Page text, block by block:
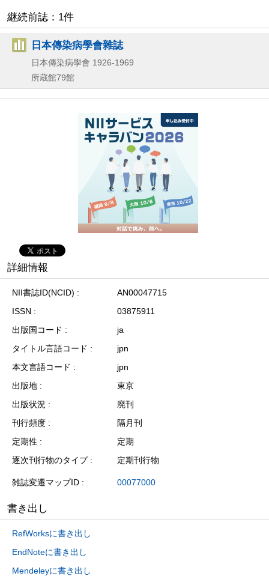
継続前誌：1件
日本傳染病學會雜誌
日本傳染病學會 1926-1969
所蔵館79館
詳細情報
NII書誌ID(NCID)
AN00047715
ISSN
03875911
出版国コード
ja
タイトル言語コード
jpn
本文言語コード
jpn
出版地
東京
出版状況
廃刊
刊行頻度
隔月刊
定期性
定期
逐次刊行物のタイプ
定期刊行物
雑誌変遷マップID 00077000
書き出し
RefWorksに書き出し
EndNoteに書き出し
Mendeleyに書き出し